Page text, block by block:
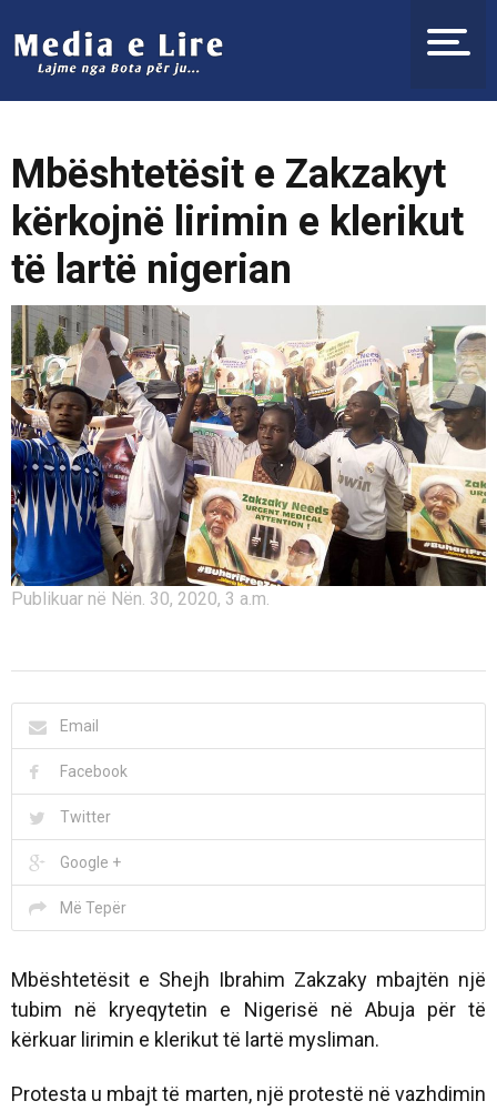
Mbështetësit e Zakzakyt
kërkojnë lirimin e klerikut
të lartë nigerian
Publikuar në Nën. 30, 2020, 3 a.m.
Email
Facebook
Twitter
Google +
Më Tepër
Mbështetësit e Shejh Ibrahim Zakzaky mbajtën një
tubim në kryeqytetin e Nigerisë në Abuja për të
kërkuar lirimin e klerikut të lartë mysliman.
Protesta u mbajt të marten, një protestë në vazhdimin